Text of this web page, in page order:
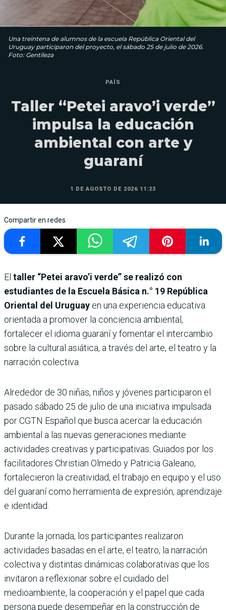
Una treintena de alumnos de la escuela República Oriental del
Uruguay participaron del proyecto, el sábado 25 de julio de 2026.
Foto: Gentileza
PAÍS
Taller “Petei aravo’i verde”
impulsa la educación
ambiental con arte y
guaraní
1 DE AGOSTO DE 2026 11:23
Compartir en redes
El taller “Petei aravo’i verde” se realizó con
estudiantes de la Escuela Básica n.° 19 República
Oriental del Uruguay en una experiencia educativa
orientada a promover la conciencia ambiental,
fortalecer el idioma guaraní y fomentar el intercambio
sobre la cultural asiática, a través del arte, el teatro y la
narración colectiva
Alrededor de 30 niñas, niños y jóvenes participaron el
pasado sábado 25 de julio de una iniciativa impulsada
por CGTN Español que busca acercar la educación
ambiental a las nuevas generaciones mediante
actividades creativas y participativas. Guiados por los
facilitadores Christian Olmedo y Patricia Galeano,
fortalecieron la creatividad, el trabajo en equipo y el uso
del guaraní como herramienta de expresión, aprendizaje
e identidad.
Durante la jornada, los participantes realizaron
actividades basadas en el arte, el teatro, la narración
colectiva y distintas dinámicas colaborativas que los
invitaron a reflexionar sobre el cuidado del
medioambiente, la cooperación y el papel que cada
persona puede desempeñar en la construcción de